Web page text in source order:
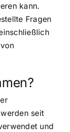
kann.
Fragen
seit
und